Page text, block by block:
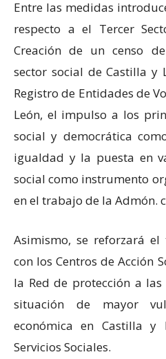
Entre las medidas
respecto a el Tercer
Creación de un censo
sector social de Castilla y
Registro de Entidades de
León, el impulso a los
social y democrática
igualdad y la puesta en
social como instrumento
en el trabajo de la Admón.
Asimismo, se reforzará
con los Centros de Acción
la Red de protección a
situación de mayor
económica en Castilla
Servicios Sociales.